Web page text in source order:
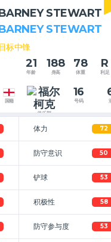
STEWART
STEWART
目标中锋
21
年龄
188
身高
78
体重
R
利足
国籍
俱乐部
16
号码
体力 72
防守意识 50
铲球 53
积极性 58
防守参与度 53